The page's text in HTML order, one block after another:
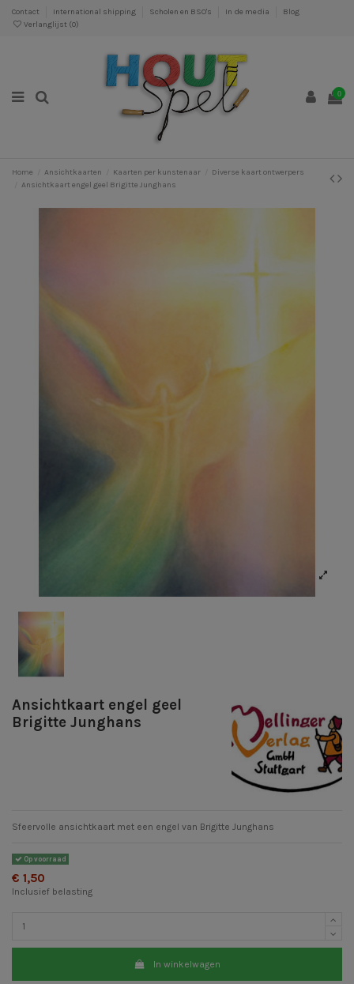
Contact International shipping Scholen en BSO's In de media
Blog
Verlanglijst (0)
0
Home Ansichtkaarten Kaarten per kunstenaar
Diverse kaart ontwerpers
Ansichtkaart engel geel Brigitte Junghans
Ansichtkaart engel geel
Brigitte Junghans
Sfeervolle ansichtkaart met een engel van Brigitte Junghans
Op voorraad
€ 1,50
Inclusief belasting
In winkelwagen